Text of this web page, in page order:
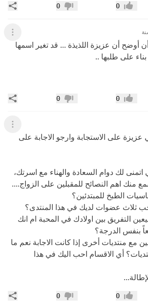
إعجاب0 عدم إعجاب
0
عرض
أوضح أن عزيزة اللذيذة ... قد تغير اسمها
على طلبها ..
إعجاب0 عدم إعجاب
0
عرض
على الاستجابة وارجو الاجابة على
اتمنى لك دوام السعادة والهناء مع اسرتك،
منك اهم النصائح للمقبلين على الزواج....
التفريق بين اولادك في المحبة ام انك
بنفس الدرجة؟
مع منتديات أخرى إذا كانت الاجابة نعم ما
أي الاقسام احب اليك في هذا
إعجاب0 عدم إعجاب
0